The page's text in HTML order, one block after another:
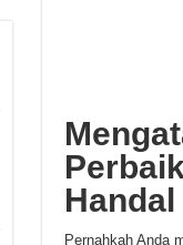
Handal
Pernahkah Anda